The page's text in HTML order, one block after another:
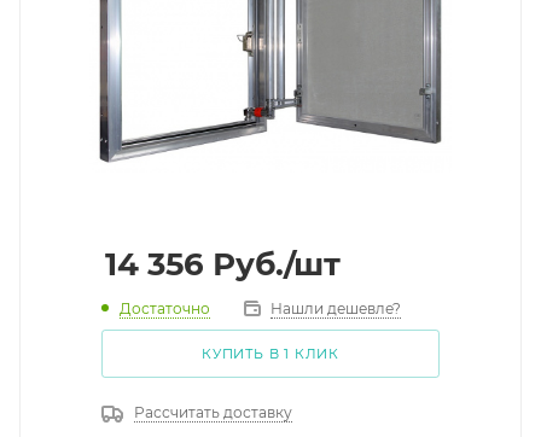
14 356 Руб./шт
Достаточно Нашли дешевле?
КУПИТЬ В 1 КЛИК
Рассчитать доставку